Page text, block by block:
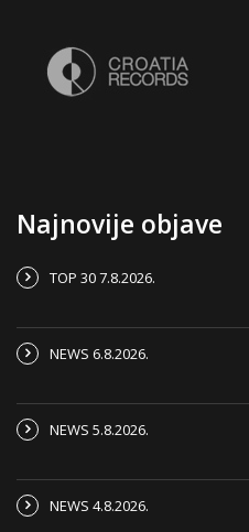
Najnovije objave
TOP 30 7.8.2026.
NEWS 6.8.2026.
NEWS 5.8.2026.
NEWS 4.8.2026.